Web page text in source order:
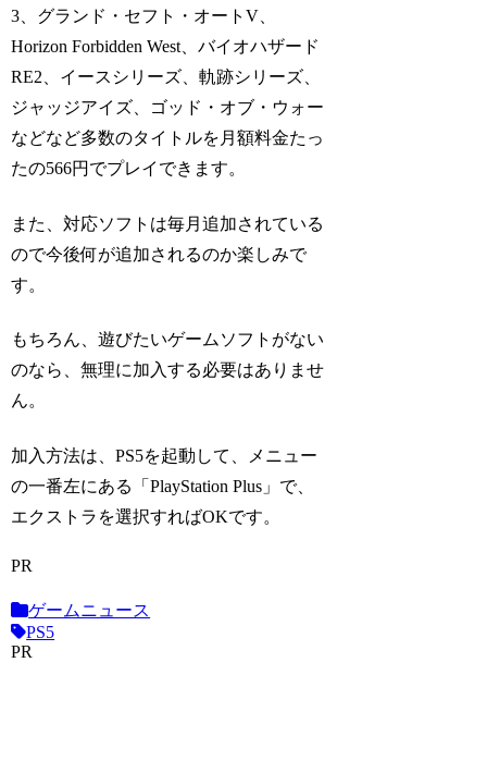
3、グランド・セフト・オートV、
Horizon Forbidden West、バイオハザード
RE2、イースシリーズ、軌跡シリーズ、
ジャッジアイズ、ゴッド・オブ・ウォー
などなど多数のタイトルを月額料金たっ
たの566円でプレイできます。
また、対応ソフトは毎月追加されている
ので今後何が追加されるのか楽しみで
す。
もちろん、遊びたいゲームソフトがない
のなら、無理に加入する必要はありませ
ん。
加入方法は、PS5を起動して、メニュー
の一番左にある「PlayStation Plus」で、
エクストラを選択すればOKです。
PR
ゲームニュース
PS5
PR